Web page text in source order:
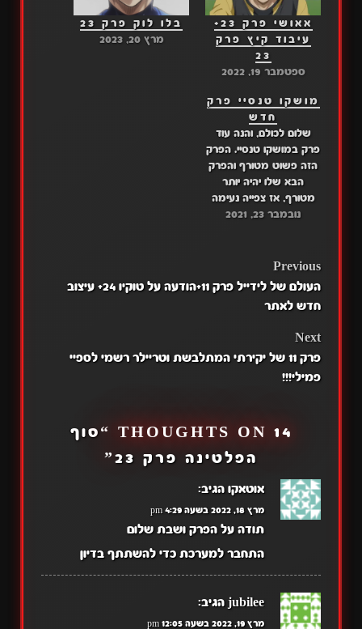
אאושי פרק 23+
עיבוד קיץ פרק
23
ספטמבר 19, 2022
בלו לוק פרק 23
מרץ 20, 2023
מושקו טנסיי פרק
חדש
שלום לכולם, והנה עוד
פרק במושקו טנסיי. הפרק
הזה פשוט מטורף והפרק
הבא שלו יהיה יותר
מטורף, אז צפייה נעימה
ונתראה מחר. קישור
נובמבר 23, 2021
POST
NAVIGATION
Previous
העולם של לידייל פרק 11+הודעה על טוקיו 24+ עיצוב
חדש לאתר
Next
פרק 11 של יקירתי המתלבשת וטריילר רשמי לספיי
פמילי!!!
14 THOUGHTS ON “
סוף
הפלטינה פרק 23
”
אוטאקו הגיב:
מרץ 18, 2022 בשעה 4:29 pm
תודה על הפרק ושבת שלום
התחבר למערכת כדי להשתתף בדיון
jubilee הגיב:
מרץ 19, 2022 בשעה 12:05 pm